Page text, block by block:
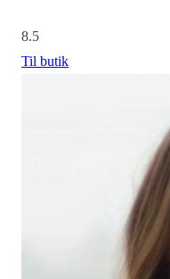
8.5
Til butik